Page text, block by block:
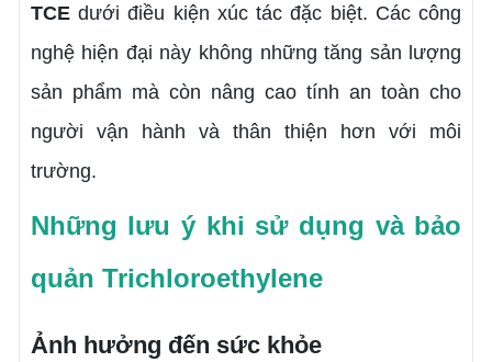
TCEdưới điều kiện xúc tác đặc biệt. Các công
nghệ hiện đại này không những tăng sản lượng
sản phẩm mà còn nâng cao tính an toàn cho
người vận hành và thân thiện hơn với môi
trường.
Những lưu ý khi sử dụng và bảo
quản Trichloroethylene
Ảnh hưởng đến sức khỏe